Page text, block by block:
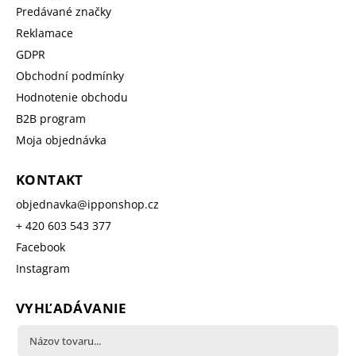
Predávané značky
Reklamace
GDPR
Obchodní podmínky
Hodnotenie obchodu
B2B program
Moja objednávka
KONTAKT
objednavka@ipponshop.cz
+ 420 603 543 377
Facebook
Instagram
VYHĽADÁVANIE